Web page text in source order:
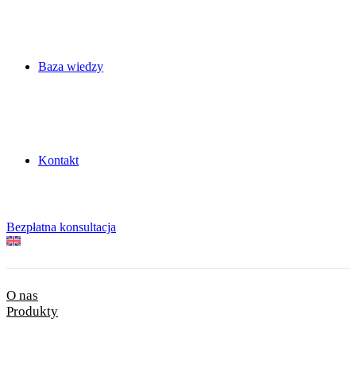
Baza wiedzy
Kontakt
Bezpłatna konsultacja
O nas
Produkty